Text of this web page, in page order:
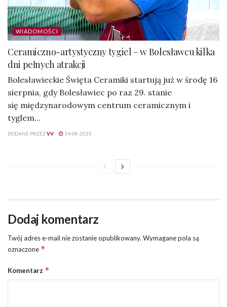
WIADOMOŚCI
Ceramiczno-artystyczny tygiel – w Bolesławcu kilka
dni pełnych atrakcji
Bolesławieckie Święta Ceramiki startują już w środę 16
sierpnia, gdy Bolesławiec po raz 29. stanie
się międzynarodowym centrum ceramicznym i
tyglem...
DODANE PRZEZVV 14-08-2023
Dodaj komentarz
Twój adres e-mail nie zostanie opublikowany. Wymagane pola są
oznaczone *
Komentarz *